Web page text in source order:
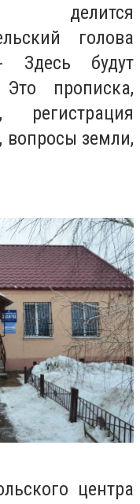
делится
голова
Здесь будут
прописка,
регистрация
вопросы земли,
центра